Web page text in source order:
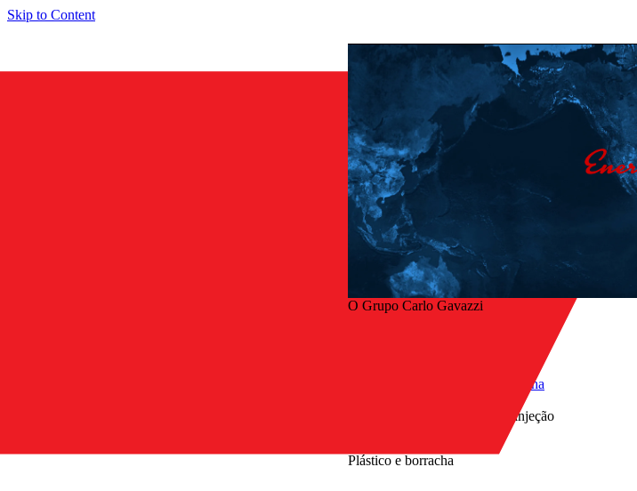
Skip to Content
O Grupo Carlo Gavazzi
Plástico e borracha
Máquinas de injeção
Plástico e borracha